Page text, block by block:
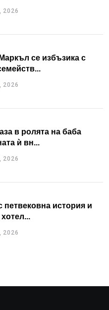
2026
се избъзика с
2026
в ролята на баба
ѝ вн...
2026
петвековна история и
2026